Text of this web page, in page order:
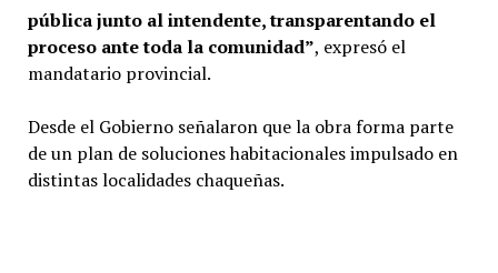
pública junto al intendente, transparentando el
proceso ante toda la comunidad”, expresó el
mandatario provincial.
Desde el Gobierno señalaron que la obra forma parte
de un plan de soluciones habitacionales impulsado en
distintas localidades chaqueñas.